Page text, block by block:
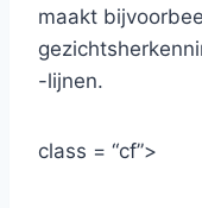
maakt
-lijnen.
class = “cf”>